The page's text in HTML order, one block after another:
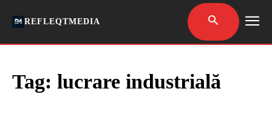
REFLEQTMEDIA
Tag: lucrare industrială